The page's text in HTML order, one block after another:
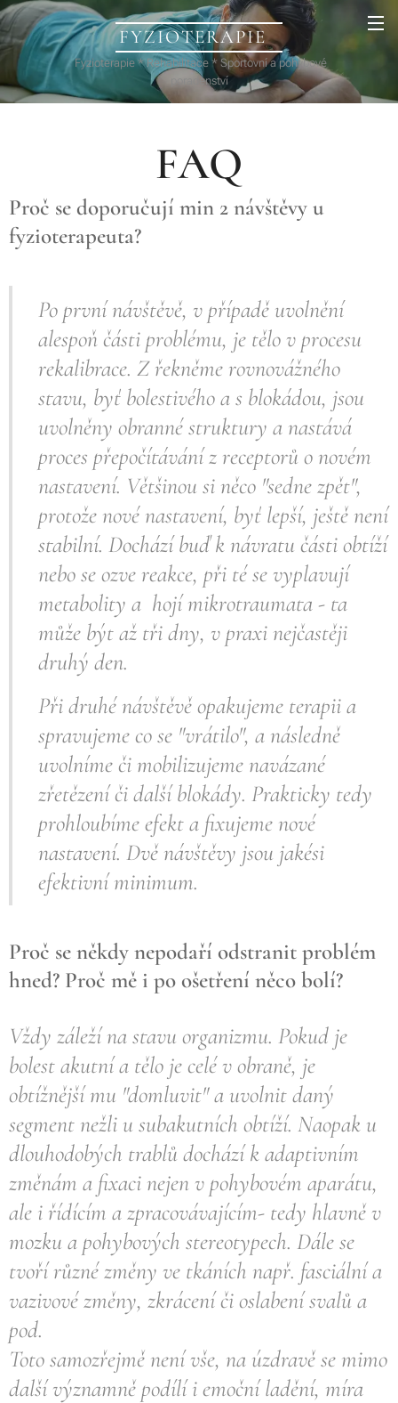
FYZIOTERAPIE
Fyzioterapie * Rehabilitace * Sportovní a pohybové
poradenství
FAQ
Proč se doporučují min 2 návštěvy u
fyzioterapeuta?
Po první návštěvě, v případě uvolnění
alespoň části problému, je tělo v procesu
rekalibrace. Z řekněme rovnovážného
stavu, byť bolestivého a s blokádou, jsou
uvolněny obranné struktury a nastává
proces přepočítávání z receptorů o novém
nastavení. Většinou si něco "sedne zpět",
protože nové nastavení, byť lepší, ještě není
stabilní. Dochází buď k návratu části obtíží
nebo se ozve reakce, při té se vyplavují
metabolity a hojí mikrotraumata - ta
může být až tři dny, v praxi nejčastěji
druhý den.
Při druhé návštěvě opakujeme terapii a
spravujeme co se "vrátilo", a následně
uvolníme či mobilizujeme navázané
zřetězení či další blokády. Prakticky tedy
prohloubíme efekt a fixujeme nové
nastavení. Dvě návštěvy jsou jakési
efektivní minimum.
Proč se někdy nepodaří odstranit problém
hned? Proč mě i po ošetření něco bolí?
Vždy záleží na stavu organizmu. Pokud je
bolest akutní a tělo je celé v obraně, je
obtížnější mu "domluvit" a uvolnit daný
segment nežli u subakutních obtíží. Naopak u
dlouhodobých trablů dochází k adaptivním
změnám a fixaci nejen v pohybovém aparátu,
ale i řídícím a zpracovávajícím- tedy hlavně v
mozku a pohybových stereotypech. Dále se
tvoří různé změny ve tkáních např. fasciální a
vazivové změny, zkrácení či oslabení svalů a
pod.
Toto samozřejmě není vše, na úzdravě se mimo
další významně podílí i emoční ladění, míra